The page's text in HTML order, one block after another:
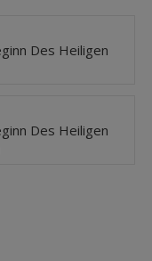
Des Heiligen
Des Heiligen